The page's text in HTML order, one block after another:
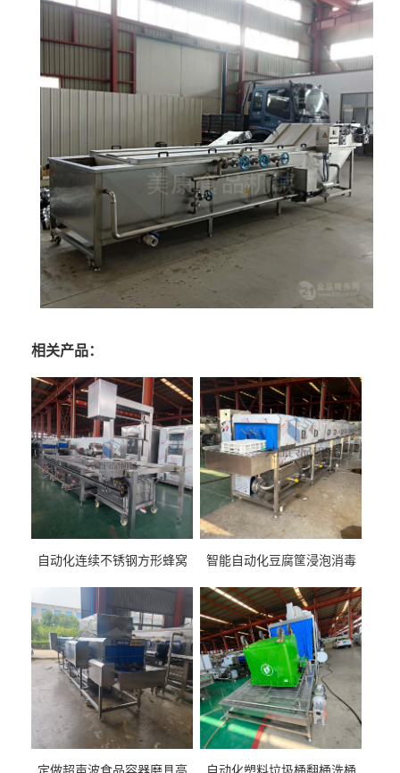
相关产品：
自动化连续不锈钢方形蜂窝
蒸煮设备
智能自动化豆腐筐浸泡消毒
刷洗设备